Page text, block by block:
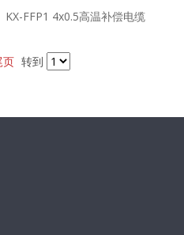
KX-FFP1 4x0.5高温补偿电缆
页 转到